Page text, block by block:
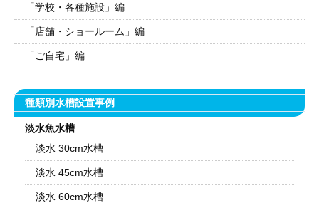
「学校・各種施設」編
「店舗・ショールーム」編
「ご自宅」編
種類別水槽設置事例
淡水魚水槽
淡水 30cm水槽
淡水 45cm水槽
淡水 60cm水槽